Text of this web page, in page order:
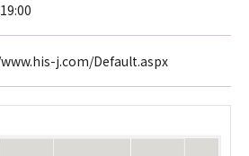
j.com/Default.aspx